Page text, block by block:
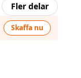
Fler delar
Skaffa nu